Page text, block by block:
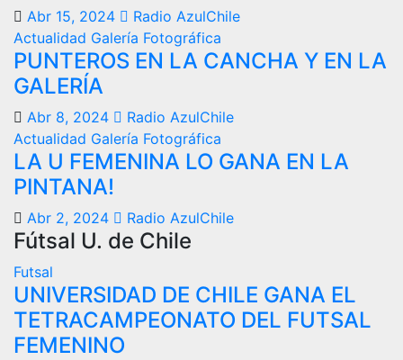
Abr 15, 2024
Radio AzulChile
Actualidad Galería Fotográfica
PUNTEROS EN LA CANCHA Y EN LA
GALERÍA
Abr 8, 2024
Radio AzulChile
Actualidad Galería Fotográfica
LA U FEMENINA LO GANA EN LA
PINTANA!
Abr 2, 2024 Radio AzulChile
Fútsal U. de Chile
Futsal
UNIVERSIDAD DE CHILE GANA EL
TETRACAMPEONATO DEL FUTSAL
FEMENINO